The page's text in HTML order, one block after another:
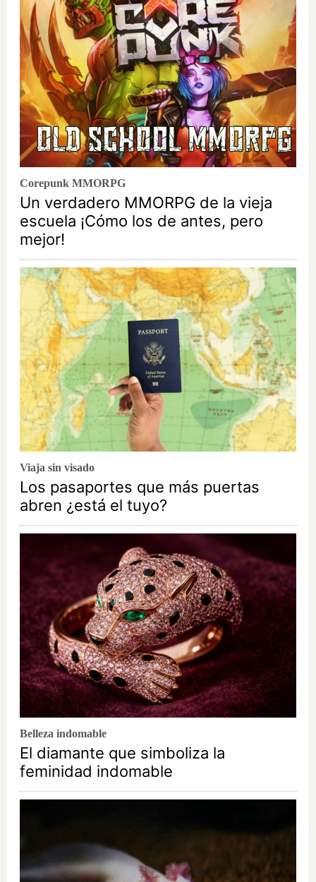
Corepunk MMORPG
Un verdadero MMORPG de la vieja
escuela ¡Cómo los de antes, pero
mejor!
Viaja sin visado
Los pasaportes que más puertas
abren ¿está el tuyo?
Belleza indomable
El diamante que simboliza la
feminidad indomable